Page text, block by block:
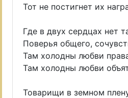
Тот не постигнет их
Где в двух сердцах нет
Поверья общего,
Там холодны любви
Там холодны любви
Товарищи в земном